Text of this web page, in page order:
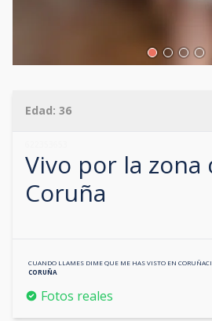
Edad: 36
Vivo por la zona
Coruña
CUANDO LLAMES DIME QUE ME HAS VISTO EN
CORUÑA
Fotos reales